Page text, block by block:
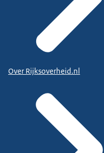
Over Rijksoverheid.nl